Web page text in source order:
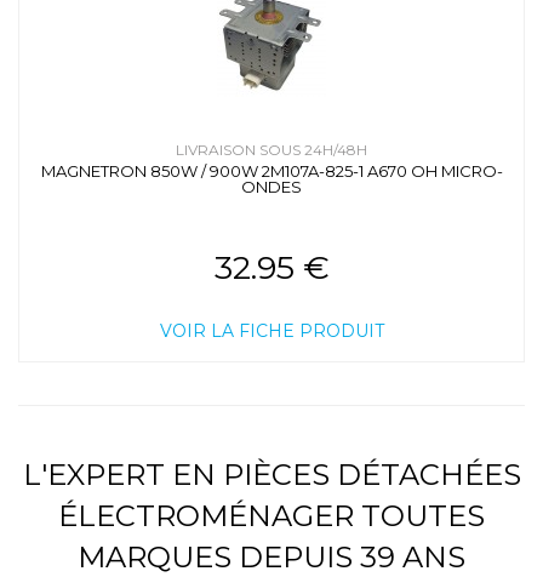
LIVRAISON SOUS 24H/48H
MAGNETRON 850W / 900W 2M107A-825-1 A670 OH MICRO-
ONDES
32.95 €
VOIR LA FICHE PRODUIT
L'EXPERT EN PIÈCES DÉTACHÉES
ÉLECTROMÉNAGER TOUTES
MARQUES DEPUIS 39 ANS